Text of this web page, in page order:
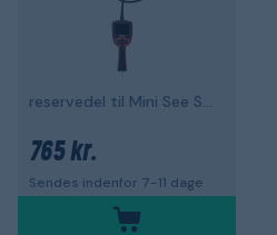
reservedel til Mini See Snake
765 kr.
Sendes indenfor 7-11 dage